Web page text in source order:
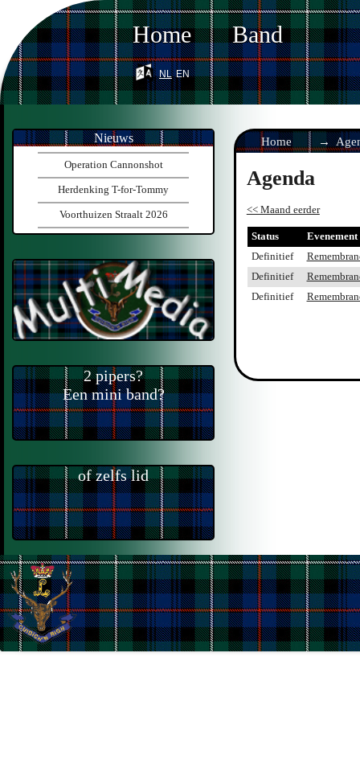
Home Band
nl en
Home
Agenda
<< Maand eerder
Status
Evenement
Definitief
Definitief
Definitief
Nieuws
Operation Cannonshot
Herdenking T-for-Tommy
Voorthuizen Straalt 2026
2 pipers?
Een mini band?
of zelfs lid